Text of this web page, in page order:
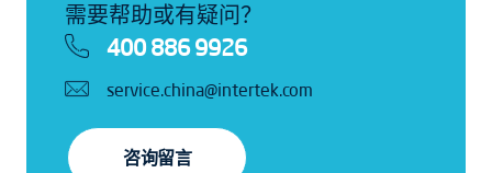
需要帮助或有疑问？
400 886 9926
service.china@intertek.com
咨询留言